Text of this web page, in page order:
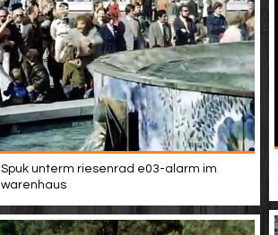
Spuk unterm riesenrad e03-alarm im
warenhaus